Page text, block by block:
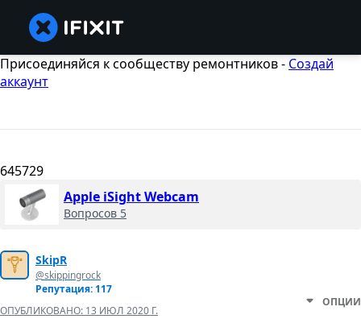
Присоединяйся к сообществу ремонтников - Создай
аккаунт
645729
Apple iSight Webcam
Вопросов 5
SkipR
@skippingrock
Репутация: 117
ОПУБЛИКОВАНО: 13 ИЮЛ 2020 Г.
ОПЦИИ